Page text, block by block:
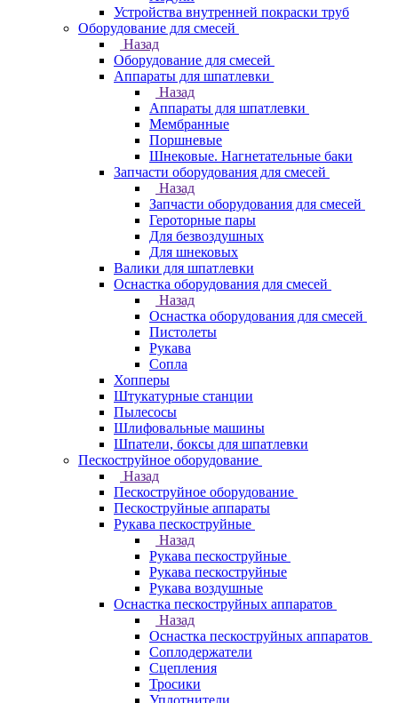
Устройства внутренней покраски труб
Оборудование для смесей
Назад
Оборудование для смесей
Аппараты для шпатлевки
Назад
Аппараты для шпатлевки
Мембранные
Поршневые
Шнековые. Нагнетательные баки
Запчасти оборудования для смесей
Назад
Запчасти оборудования для смесей
Героторные пары
Для безвоздушных
Для шнековых
Валики для шпатлевки
Оснастка оборудования для смесей
Назад
Оснастка оборудования для смесей
Пистолеты
Рукава
Сопла
Хопперы
Штукатурные станции
Пылесосы
Шлифовальные машины
Шпатели, боксы для шпатлевки
Пескоструйное оборудование
Назад
Пескоструйное оборудование
Пескоструйные аппараты
Рукава пескоструйные
Назад
Рукава пескоструйные
Рукава пескоструйные
Рукава воздушные
Оснастка пескоструйных аппаратов
Назад
Оснастка пескоструйных аппаратов
Соплодержатели
Сцепления
Тросики
Уплотнители